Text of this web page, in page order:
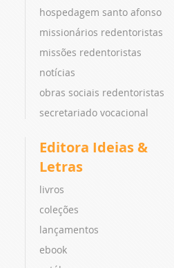
hospedagem santo afonso
missionários redentoristas
missões redentoristas
notícias
obras sociais redentoristas
secretariado vocacional
Editora Ideias &
Letras
livros
coleções
lançamentos
ebook